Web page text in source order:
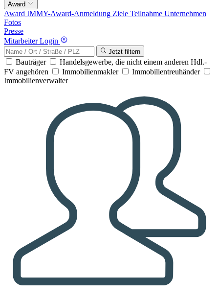
Award
Award IMMY-Award-Anmeldung Ziele Teilnahme Unternehmen
Fotos
Presse
Mitarbeiter Login
Jetzt filtern
Bauträger
Handelsgewerbe, die nicht einem anderen Hdl.-
FV angehören
Immobilienmakler
Immobilientreuhänder
Immobilienverwalter